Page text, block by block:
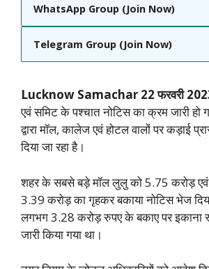
WhatsApp Group (Join Now)
Telegram Group (Join Now)
Lucknow Samachar 22 फरवरी
एवं समिट के पश्चात नोटिस का क्रम जारी हो
द्वारा मॉल, कालेज एवं होटल वालों पर कड़ाई
दिया जा रहा है।
शहर के सबसे बड़े मॉल लुलु को 5.75 करोड़
3.39 करोड़ का गृहकर बकाया नोटिस भेज
लगभग 3.28 करोड़ रुपए के बकाए पर इकाना
जारी किया गया था।